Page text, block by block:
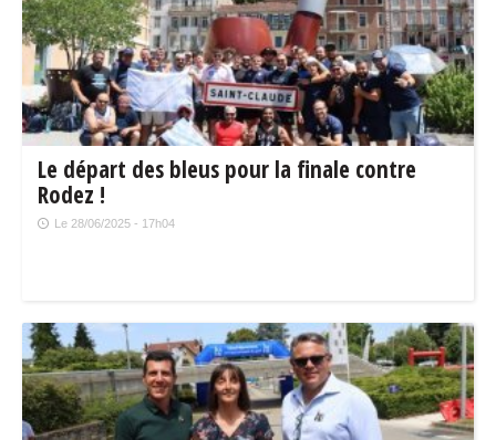
Le départ des bleus pour la finale contre
Rodez !
Le 28/06/2025 - 17h04